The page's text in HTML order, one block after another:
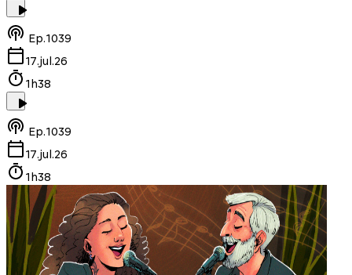
Ep.1039
17.jul.26
1h38
Ep.1039
17.jul.26
1h38